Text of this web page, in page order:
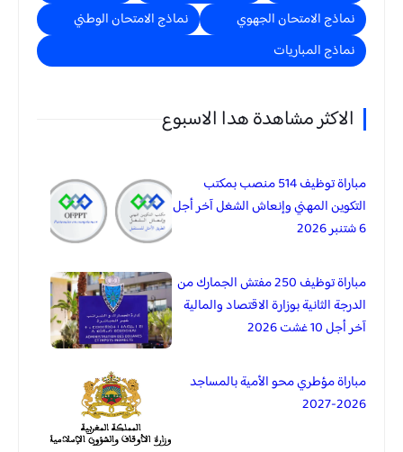
نماذج الامتحان الجهوي
نماذج الامتحان الوطني
نماذج المباريات
الاكثر مشاهدة هدا الاسبوع
مباراة توظيف 514 منصب بمكتب
التكوين المهني وإنعاش الشغل آخر أجل
6 شتنبر 2026
مباراة توظيف 250 مفتش الجمارك من
الدرجة الثانية بوزارة الاقتصاد والمالية
آخر أجل 10 غشت 2026
مباراة مؤطري محو الأمية بالمساجد
2026-2027